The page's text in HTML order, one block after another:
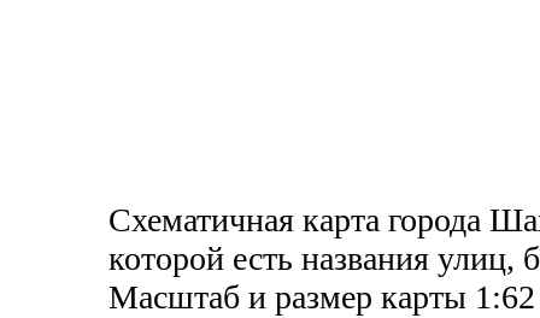
Схематичная карта города
которой есть названия
Масштаб и размер карты